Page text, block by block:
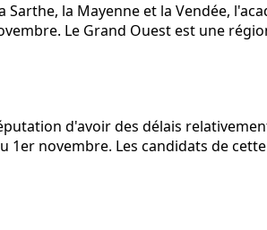
la Mayenne et la Vendée,
Le Grand Ouest est une
d'avoir des délais
novembre. Les candidats de